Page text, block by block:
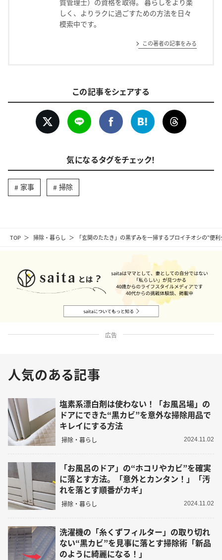
TOP 掃除・暮らし 「玄関のたたき」の黒ずみを一掃するプロイチオシの“便
質管理士）の資格を取得。 暮らしをより楽
しく、よりラクに過ごすための方法を日々
模索中です。
この著者の記事をみる
この記事をシェアする
気になるタグをチェック！
家事 掃除
広告
人気のある記事
塩素系漂白剤は使わない！「お風呂場」の
ドアにできた“黒カビ”を意外な掃除用品で
キレイにする方法
掃除・暮らし 2024.11.02
「お風呂のドア」の“ホコリやカビ”を確実
に落とす方法。「意外とカンタン！」「汚
れを落とす順番がカギ」
掃除・暮らし 2024.11.02
洗濯機の「糸くずフィルター」の取り切れ
ない“黒カビ”を見事に落とす掃除術「新品
のように綺麗になる！」